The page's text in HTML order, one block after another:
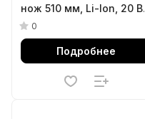
нож 510 мм, Li-Ion, 20 В
MTX
0
Подробнее